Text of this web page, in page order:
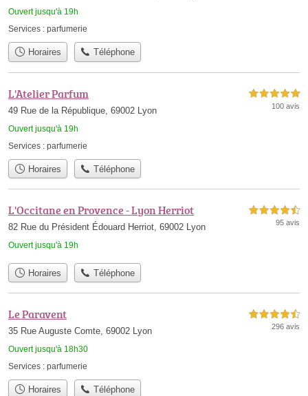
Ouvert jusqu'à 19h
Services : parfumerie
Horaires Téléphone
L'Atelier Parfum
49 Rue de la République, 69002 Lyon
Ouvert jusqu'à 19h
5,0 étoiles sur 5
100 avis
Services : parfumerie
Horaires Téléphone
L'Occitane en Provence - Lyon Herriot
82 Rue du Président Édouard Herriot, 69002 Lyon
Ouvert jusqu'à 19h
4,5 étoiles sur 5
95 avis
Horaires Téléphone
Le Paravent
35 Rue Auguste Comte, 69002 Lyon
Ouvert jusqu'à 18h30
4,5 étoiles sur 5
296 avis
Services : parfumerie
Horaires Téléphone